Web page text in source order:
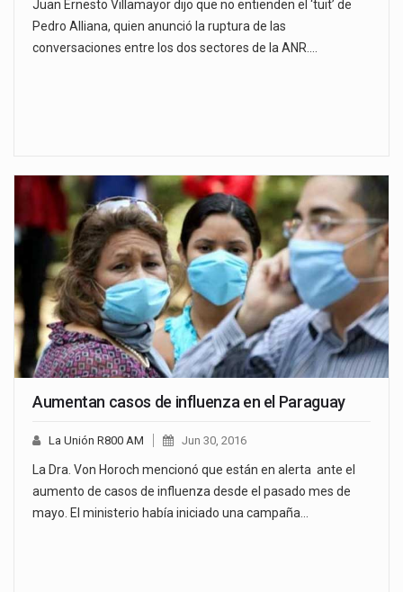
Juan Ernesto Villamayor dijo que no entienden el ‘tuit’ de
Pedro Alliana, quien anunció la ruptura de las
conversaciones entre los dos sectores de la ANR.…
Aumentan casos de influenza en el Paraguay
La Unión R800 AM Jun 30, 2016
La Dra. Von Horoch mencionó que están en alerta ante el
aumento de casos de influenza desde el pasado mes de
mayo. El ministerio había iniciado una campaña…